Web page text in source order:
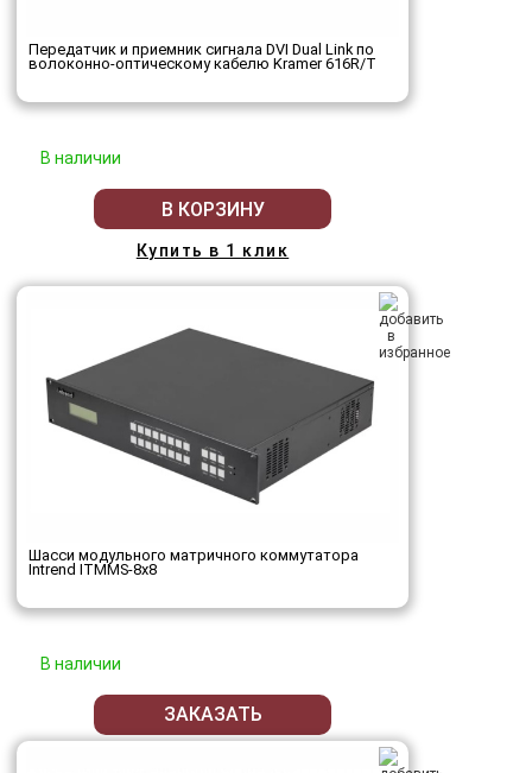
Передатчик и приемник сигнала DVI Dual Link по
волоконно-оптическому кабелю Kramer 616R/T
В наличии
В КОРЗИНУ
Купить в 1 клик
Шасси модульного матричного коммутатора
Intrend ITMMS-8x8
В наличии
ЗАКАЗАТЬ